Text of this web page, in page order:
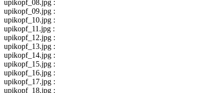
upikopf_08.jpg :
upikopf_09.jpg :
upikopf_10.jpg :
upikopf_11.jpg :
upikopf_12.jpg :
upikopf_13.jpg :
upikopf_14.jpg :
upikopf_15.jpg :
upikopf_16.jpg :
upikopf_17.jpg :
upikopf_18.jpg :